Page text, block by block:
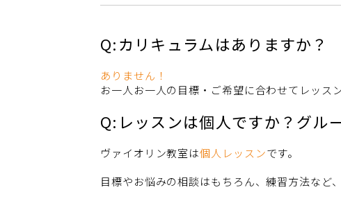
Q:カリキュラムはありますか？
ありません！
お一人お一人の目標・ご希望に合わせてレッス
Q:レッスンは個人ですか？グル
ヴァイオリン教室は個人レッスンです。
目標やお悩みの相談はもちろん、練習方法な